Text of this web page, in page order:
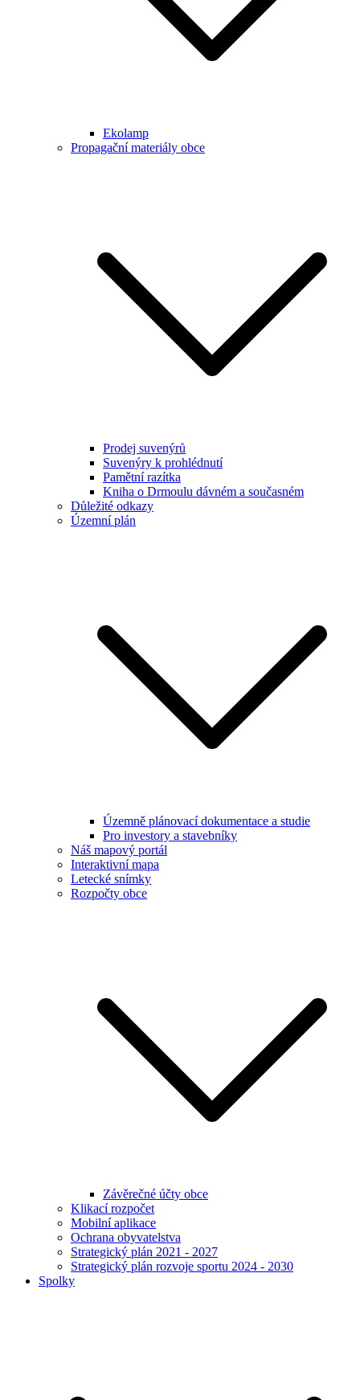
Ekolamp
Propagační materiály obce
Prodej suvenýrů
Suvenýry k prohlédnutí
Pamětní razítka
Kniha o Drmoulu dávném a současném
Důležité odkazy
Územní plán
Územně plánovací dokumentace a studie
Pro investory a stavebníky
Náš mapový portál
Interaktivní mapa
Letecké snímky
Rozpočty obce
Závěrečné účty obce
Klikací rozpočet
Mobilní aplikace
Ochrana obyvatelstva
Strategický plán 2021 - 2027
Strategický plán rozvoje sportu 2024 - 2030
Spolky